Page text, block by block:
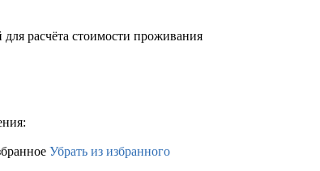
расчёта стоимости проживания
Убрать из избранного